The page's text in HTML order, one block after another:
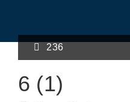
236
6 (1)